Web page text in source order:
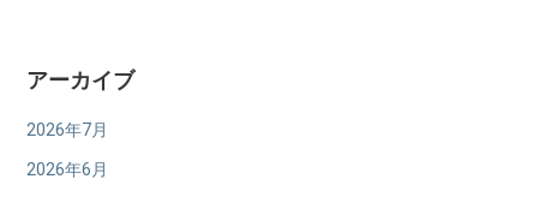
アーカイブ
2026年7月
2026年6月